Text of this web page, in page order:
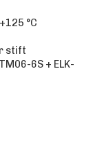
°C
stift
6S + ELK-